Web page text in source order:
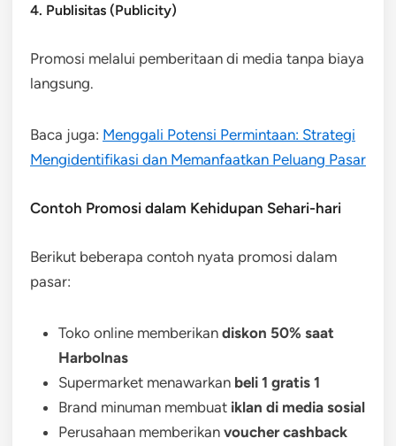
4. Publisitas (Publicity)
Promosi melalui pemberitaan di media tanpa biaya
langsung.
Baca juga: Menggali Potensi Permintaan: Strategi
Mengidentifikasi dan Memanfaatkan Peluang Pasar
Contoh Promosi dalam Kehidupan Sehari-hari
Berikut beberapa contoh nyata promosi dalam
pasar:
Toko online memberikan diskon 50% saat
Harbolnas
Supermarket menawarkan beli 1 gratis 1
Brand minuman membuat iklan di media sosial
Perusahaan memberikan voucher cashback